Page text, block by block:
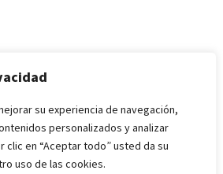
su experiencia de navegación,
personalizados y analizar
clic en “Aceptar todo” usted da su
uso de las cookies.